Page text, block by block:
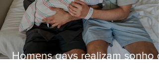
Homens gays realizam sonho